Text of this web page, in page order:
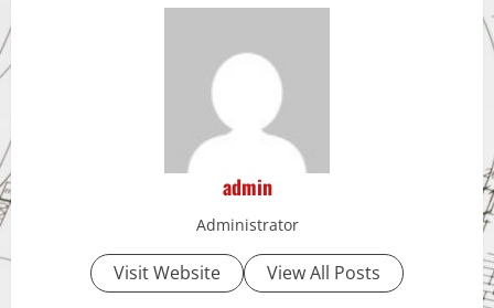
admin
Administrator
Visit Website View All Posts